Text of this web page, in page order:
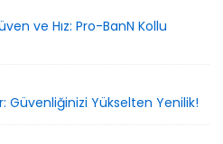
ve Hız: Pro-BanN Kollu
Güvenliğinizi Yükselten Yenilik!